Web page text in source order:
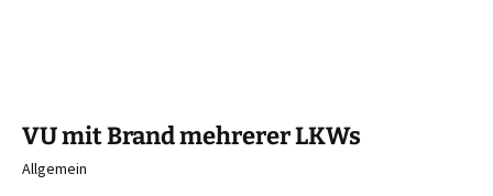
VU mit Brand mehrerer LKWs
Allgemein